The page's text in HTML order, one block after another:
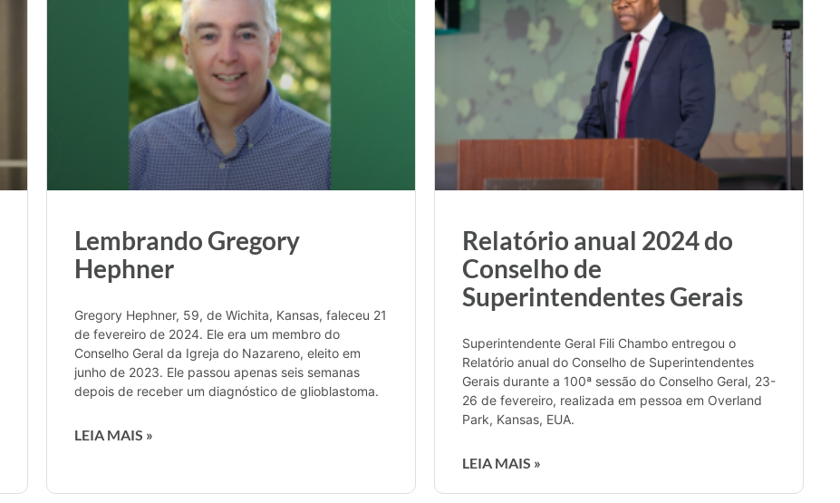
Lembrando Gregory
Hephner
Gregory Hephner, 59, de Wichita, Kansas, faleceu 21
de fevereiro de 2024. Ele era um membro do
Conselho Geral da Igreja do Nazareno, eleito em
junho de 2023. Ele passou apenas seis semanas
depois de receber um diagnóstico de glioblastoma.
LEIA MAIS »
Relatório anual 2024 do
Conselho de
Superintendentes Gerais
Superintendente Geral Fili Chambo entregou o
Relatório anual do Conselho de Superintendentes
Gerais durante a 100ª sessão do Conselho Geral, 23-
26 de fevereiro, realizada em pessoa em Overland
Park, Kansas, EUA.
LEIA MAIS »